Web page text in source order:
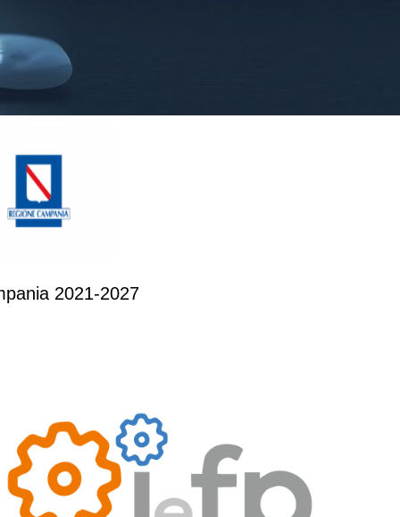
2021-2027